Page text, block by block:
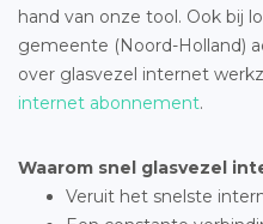
hand van onze tool. Ook bij
gemeente (Noord-Holland)
over glasvezel internet
internet abonnement.
Waarom snel glasvezel
Veruit het snelste